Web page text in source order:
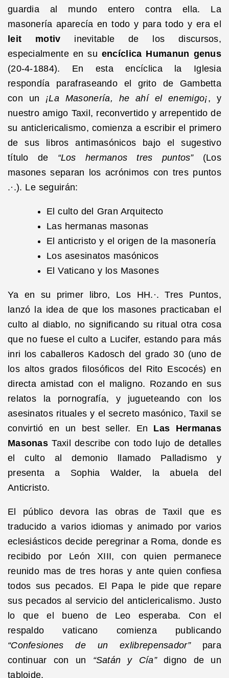
guardia al mundo entero contra ella. La
masonería aparecía en todo y para todo y era el
leit motiv inevitable de los discursos,
especialmente en su encíclica Humanun genus
(20-4-1884). En esta encíclica la Iglesia
respondía parafraseando el grito de Gambetta
con un ¡La Masonería, he ahí el enemigo¡, y
nuestro amigo Taxil, reconvertido y arrepentido de
su anticlericalismo, comienza a escribir el primero
de sus libros antimasónicos bajo el sugestivo
título de “Los hermanos tres puntos”(Los
masones separan los acrónimos con tres puntos
.·.). Le seguirán:
El culto del Gran Arquitecto
Las hermanas masonas
El anticristo y el origen de la masonería
Los asesinatos masónicos
El Vaticano y los Masones
Ya en su primer libro, Los HH.·. Tres Puntos,
lanzó la idea de que los masones practicaban el
culto al diablo, no significando su ritual otra cosa
que no fuese el culto a Lucifer, estando para más
inri los caballeros Kadosch del grado 30 (uno de
los altos grados filosóficos del Rito Escocés) en
directa amistad con el maligno. Rozando en sus
relatos la pornografía, y jugueteando con los
asesinatos rituales y el secreto masónico, Taxil se
convirtió en un best seller. En Las Hermanas
Masonas Taxil describe con todo lujo de detalles
el culto al demonio llamado Palladismo y
presenta a Sophia Walder, la abuela del
Anticristo.
El público devora las obras de Taxil que es
traducido a varios idiomas y animado por varios
eclesiásticos decide peregrinar a Roma, donde es
recibido por León XIII, con quien permanece
reunido mas de tres horas y ante quien confiesa
todos sus pecados. El Papa le pide que repare
sus pecados al servicio del anticlericalismo. Justo
lo que el bueno de Leo esperaba. Con el
respaldo vaticano comienza publicando
“Confesiones de un exlibrepensador”para
continuar con un “Satán y Cía”digno de un
tabloide.